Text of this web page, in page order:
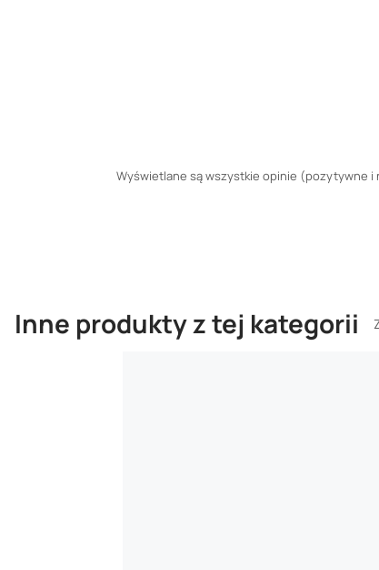
Wyświetlane są wszystkie opinie (pozytywne i
Inne produkty z tej kategorii